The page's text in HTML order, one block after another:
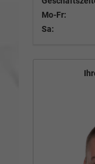
Mo-Fr:
Sa: